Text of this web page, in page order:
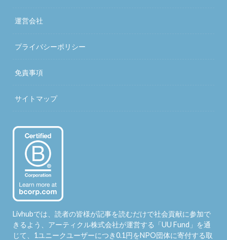
運営会社
プライバシーポリシー
免責事項
サイトマップ
Livhubでは、読者の皆様が記事を読むだけで社会貢献に参加で
きるよう、アーティクル株式会社が運営する「UU Fund 」を通
じて、1ユニークユーザーにつき0.1円をNPO団体に寄付する取